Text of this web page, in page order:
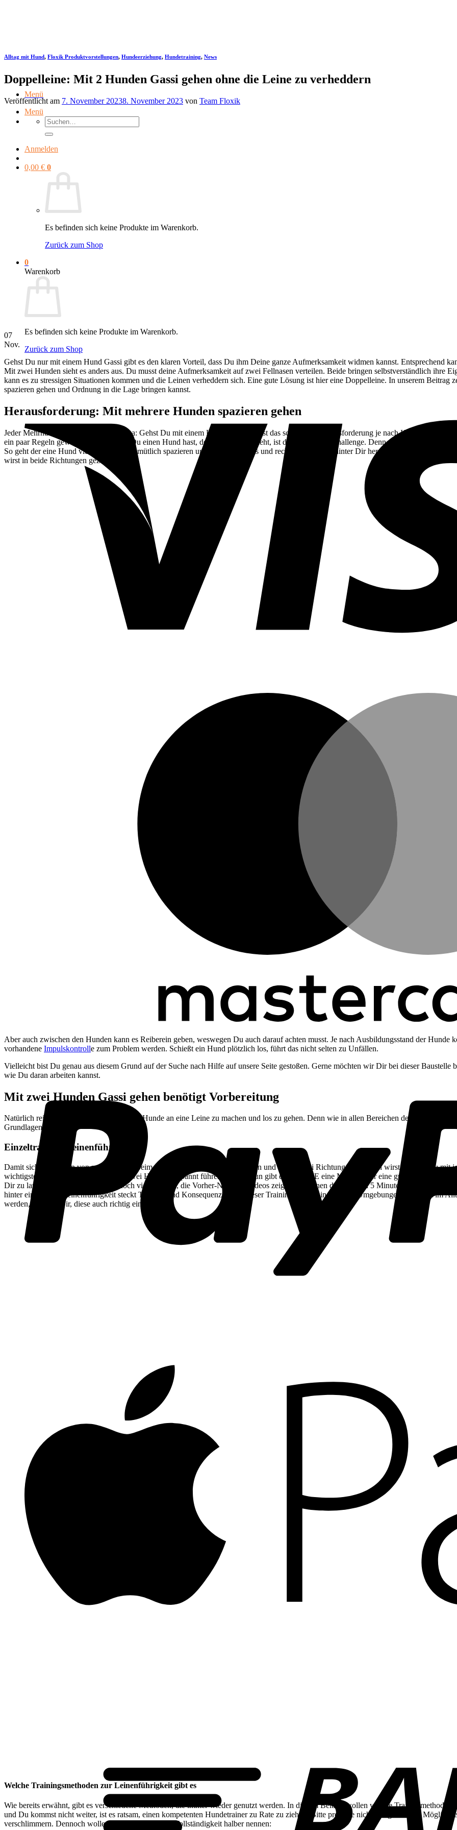
Menü
Menü
Suchen
nach:
Anmelden
0,00 € 0
Es befinden sich keine Produkte im Warenkorb.
Zurück zum Shop
0
Warenkorb
Es befinden sich keine Produkte im Warenkorb.
Zurück zum Shop
Alltag mit Hund, Floxik Produktvorstellungen, Hundeerziehung, Hundetraining, News
Doppelleine: Mit 2 Hunden Gassi gehen ohne die Leine zu verheddern
Veröffentlicht am 7. November 20238. November 2023 von Team Floxik
07
Nov.
Gehst Du nur mit einem Hund Gassi gibt es den klaren Vorteil, dass Du ihm Deine ganze Aufmerksamkeit widmen kannst. Entsprechend
Mit zwei Hunden sieht es anders aus. Du musst deine Aufmerksamkeit auf zwei Fellnasen verteilen. Beide bringen selbstverständlich ihre
kann es zu stressigen Situationen kommen und die Leinen verheddern sich. Eine gute Lösung ist hier eine Doppelleine. In unserem
spazieren gehen und Ordnung in die Lage bringen kannst.
Herausforderung: Mit mehrere Hunden spazieren gehen
Jeder Mehrhundehalter kennt das Thema: Gehst Du mit einem Hund spazieren, ist das schon eine Herausforderung je nach Hund. Denn
ein paar Regeln gewöhnen. Und wenn Du einen Hund hast, der an der Leine zieht, ist das schon eine Challenge. Denn unterschiedliche
So geht der eine Hund vielleicht lieber gemütlich spazieren und schnüffelt links und rechts oder trödelt hinter Dir her. Der andere Hund
wirst in beide Richtungen gezogen.
Aber auch zwischen den Hunden kann es Reiberein geben, weswegen Du auch darauf achten musst. Je nach Ausbildungsstand der Hunde
vorhandene Impulskontrolle zum Problem werden. Schießt ein Hund plötzlich los, führt das nicht selten zu Unfällen.
Vielleicht bist Du genau aus diesem Grund auf der Suche nach Hilfe auf unsere Seite gestoßen. Gerne möchten wir Dir bei dieser
wie Du daran arbeiten kannst.
Mit zwei Hunden Gassi gehen benötigt Vorbereitung
Natürlich reicht es nicht, einfach nur beide Hunde an eine Leine zu machen und los zu gehen. Denn wie in allen Bereichen des
Grundlagen zu legen.
Einzeltraining Leinenführigkeit
Damit sich die Leinen von zwei Hunden beim Spazierengehen nicht verheddern und Du in zwei Richtungen gezogen wirst, solltest Du mit
wichtigste Grundlage, damit Du auch zwei Hunde entspannt führen kannst. Nun gibt es nicht DIE eine Methode für eine gute
Dir zu laufen. Leider gibt es immer noch viele Trainer, die Vorher-Nachher-Videos zeigen, bei denen der Hund in 5 Minuten verstanden
hinter einer guten Leinenführigkeit steckt Training und Konsequenz. Viele dieser Trainings finden in sicheren Umgebungen und nicht im
werden, ist es an Dir, diese auch richtig einzusetzen.
Welche Trainingsmethoden zur Leinenführigkeit gibt es
Wie bereits erwähnt, gibt es verschiedene Methoden, die immer wieder genutzt werden. In diesem Beitrag wollen wir die
und Du kommst nicht weiter, ist es ratsam, einen kompetenten Hundetrainer zu Rate zu ziehen. Bitte probiere nicht alle genannten
verschlimmern. Dennoch wollen wir sie Dir hier der Vollständigkeit halber nennen: